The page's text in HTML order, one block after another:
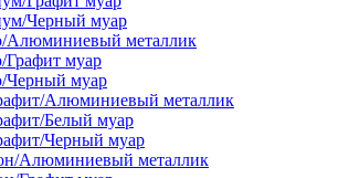
Черный муар
Алюминиевый металлик
Графит муар
Черный муар
Алюминиевый металлик
Белый муар
Черный муар
Алюминиевый металлик